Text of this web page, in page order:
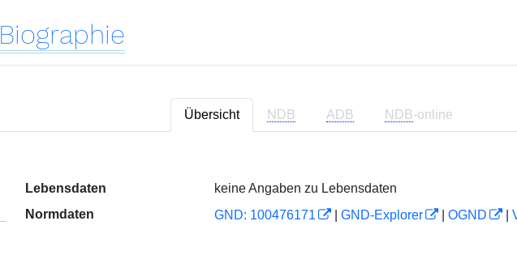
Biographie
Übersicht NDB ADB NDB-online
Lebensdaten
keine Angaben zu Lebensdaten
Normdaten
GND: 100476171 GND-Explorer OGND